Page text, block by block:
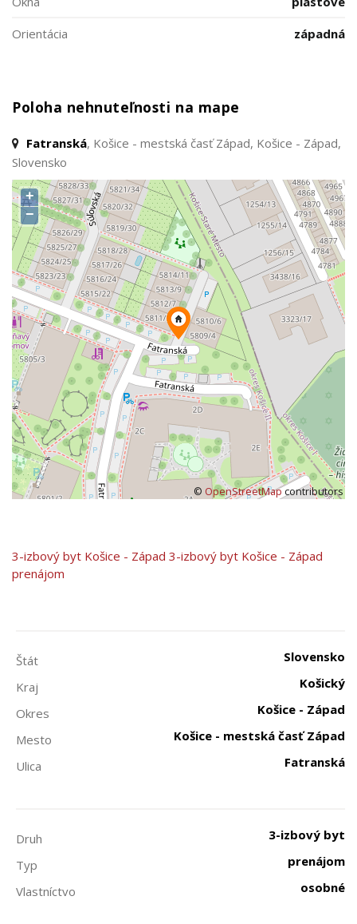
Orientácia
západná
Poloha nehnuteľnosti na mape
Fatranská, Košice - mestská časť Západ, Košice - Západ,
Slovensko
+
−
© OpenStreetMapcontributors
3-izbový byt Košice - Západ 3-izbový byt Košice - Západ
prenájom
Štát
Slovensko
Kraj
Košický
Okres
Košice - Západ
Mesto
Košice - mestská časť Západ
Ulica
Fatranská
Druh
3-izbový byt
Typ
prenájom
Vlastníctvo
osobné